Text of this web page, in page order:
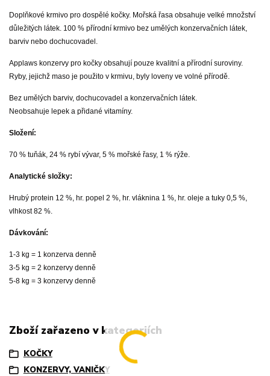
Doplňkové krmivo pro dospělé kočky. Mořská řasa obsahuje velké množství
důležitých látek. 100 % přírodní krmivo bez umělých konzervačních látek,
barviv nebo dochucovadel.
Applaws konzervy pro kočky obsahují pouze kvalitní a přírodní suroviny.
Ryby, jejichž maso je použito v krmivu, byly loveny ve volné přírodě.
Bez umělých barviv, dochucovadel a konzervačních látek.
Neobsahuje lepek a přidané vitamíny.
Složení:
70 % tuňák, 24 % rybí vývar, 5 % mořské řasy, 1 % rýže.
Analytické složky:
Hrubý protein 12 %, hr. popel 2 %, hr. vláknina 1 %, hr. oleje a tuky 0,5 %,
vlhkost 82 %.
Dávkování:
1-3 kg = 1 konzerva denně
3-5 kg = 2 konzervy denně
5-8 kg = 3 konzervy denně
Zboží zařazeno v kategoriích
KOČKY
KONZERVY, VANIČKY